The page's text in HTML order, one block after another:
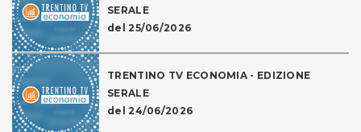
SERALE
del 25/06/2026
TRENTINO TV ECONOMIA - EDIZIONE
SERALE
del 24/06/2026